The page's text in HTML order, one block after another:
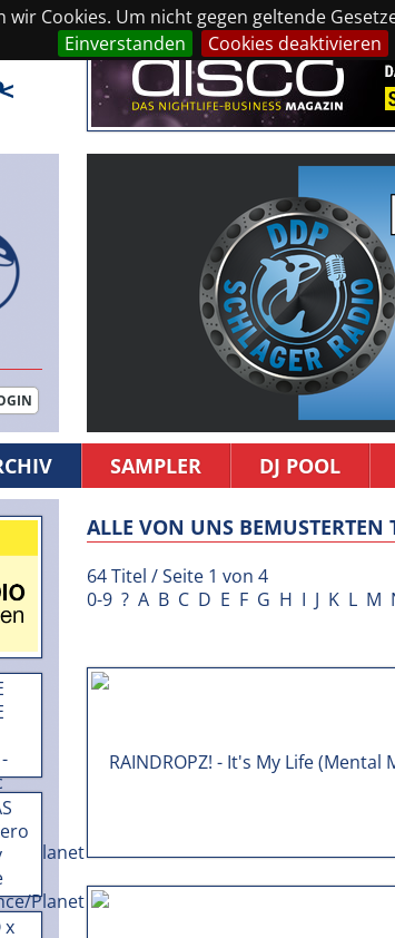
Cookies. Um nicht gegen geltende
Einverstanden
Cookies deaktivieren
SAMPLER DJ POOL
ALLE VON UNS BEMUSTERTEN
64 Titel / Seite 1 von 4
0-9 ? A B C D E F G H I J K L M